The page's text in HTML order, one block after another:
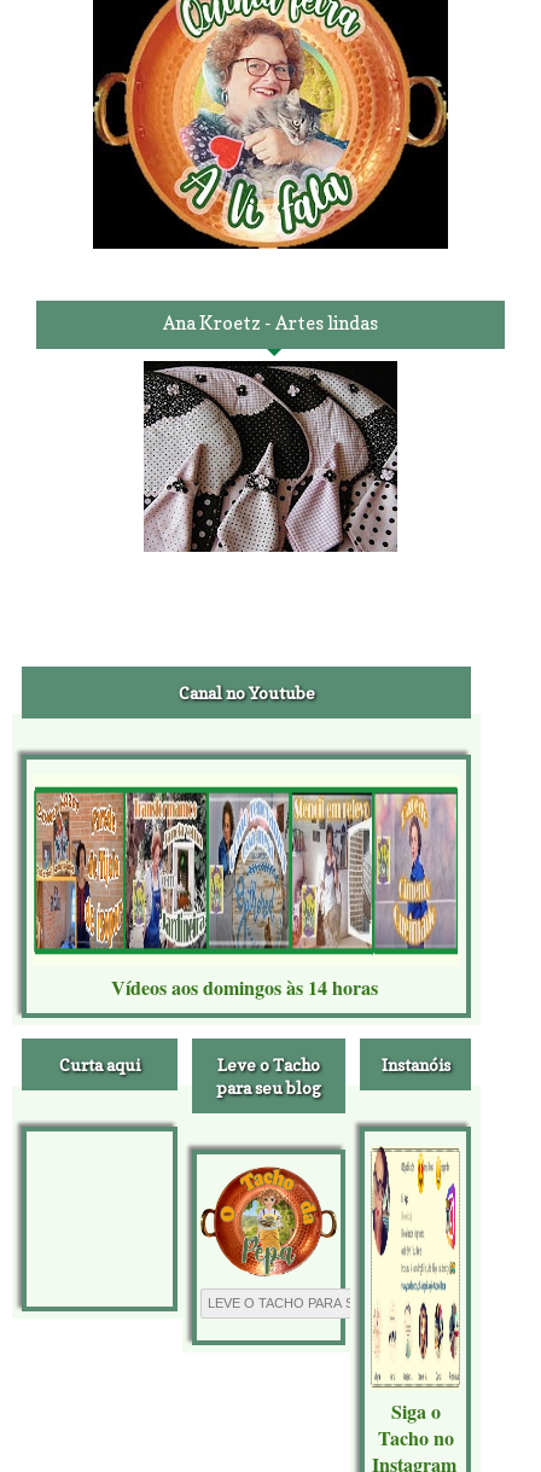
Ana Kroetz - Artes lindas
Canal no Youtube
Vídeos aos domingos às 14 horas
Curta aqui
Leve o Tacho
para seu blog
Instanóis
Siga o
Tacho no
Instagram